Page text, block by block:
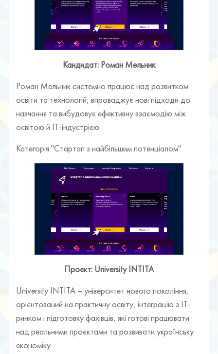
Кандидат: Роман Мельник
Роман Мельник системно працює над розвитком
освіти та технологій, впроваджує нові підходи до
навчання та вибудовує ефективну взаємодію між
освітою й ІТ-індустрією.
Категорія "Стартап з найбільшим потенціалом"
Проєкт: University INTITA
University INTITA – університет нового покоління,
орієнтований на практичну освіту, інтеграцію з ІТ-
ринком і підготовку фахівців, які готові працювати
над реальними проєктами та розвивати українську
економіку.